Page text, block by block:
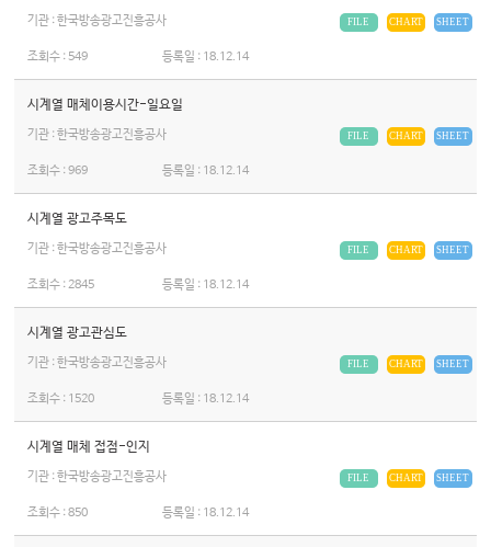
기관 : 한국방송광고진흥공사 SHEET
CHART
FILE
조회수 : 549 등록일 : 18.12.14
시계열 매체이용시간-일요일
기관 : 한국방송광고진흥공사 SHEET
CHART
FILE
조회수 :969 등록일 : 18.12.14
시계열 광고주목도
기관 : 한국방송광고진흥공사 SHEET
CHART
FILE
조회수 :2845 등록일 : 18.12.14
시계열 광고관심도
기관 : 한국방송광고진흥공사 SHEET
CHART
FILE
조회수 : 1520 등록일 : 18.12.14
시계열 매체 접점-인지
기관 : 한국방송광고진흥공사 SHEET
CHART
FILE
조회수 :850 등록일 : 18.12.14